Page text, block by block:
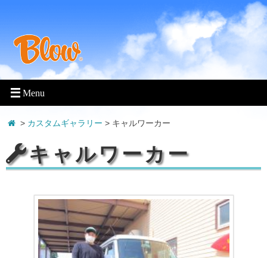
> カスタムギャラリー > キャルワーカー
キャルワーカー